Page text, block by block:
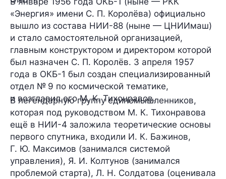
«Энергия» имени С. П. Королёва) официально
вышло из состава НИИ-88 (ныне — ЦНИИмаш)
и стало самостоятельной организацией,
главным конструктором и директором которой
был назначен С. П. Королёв. 3 апреля 1957
года в ОКБ-1 был создан специализированный
отдел № 9 по космической тематике,
и возглавил его М. К. Тихонравов.
В легендарную группу единомышленников,
которая под руководством М. К. Тихонравова
ещё в НИИ-4 заложила теоретические основы
первого спутника, входили И. К. Бажинов,
Г. Ю. Максимов (занимался системой
управления), Я. И. Колтунов (занимался
проблемой старта), Л. Н. Солдатова (оценивала